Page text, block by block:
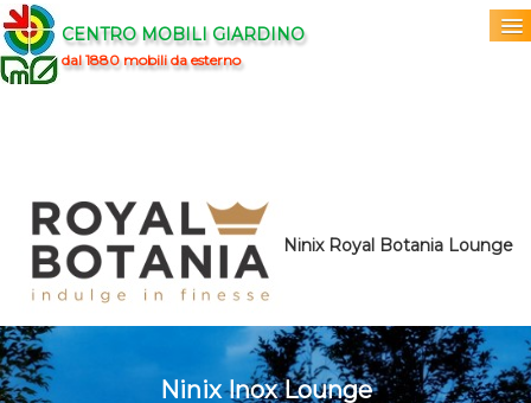
CENTRO MOBILI GIARDINO
dal 1880 mobili da esterno
Marchi▼
Prodotti ▼
Info
Ninix Royal Botania Lounge
Ninix Inox Lounge